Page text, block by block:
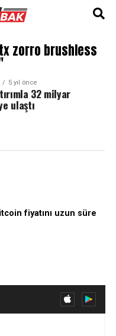
zorro brushless
5 yıl önce
32 milyar
ulaştı
fiyatını uzun süre